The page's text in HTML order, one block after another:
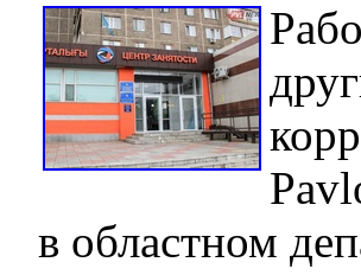
в областном